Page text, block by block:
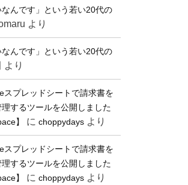
なんです」という若い20代の
より
なんです」という若い20代の
より
スプレッドシートで請求書を
するツールを公開しました
】
に choppydays より
スプレッドシートで請求書を
するツールを公開しました
】
に choppydays より